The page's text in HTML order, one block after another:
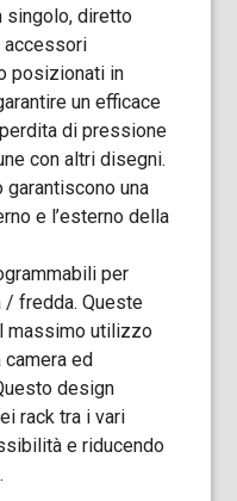
singolo, diretto
accessori
posizionati in
un efficace
di pressione
con altri disegni.
garantiscono una
e l’esterno della
per
/ fredda. Queste
massimo utilizzo
camera ed
design
rack tra i vari
e riducendo